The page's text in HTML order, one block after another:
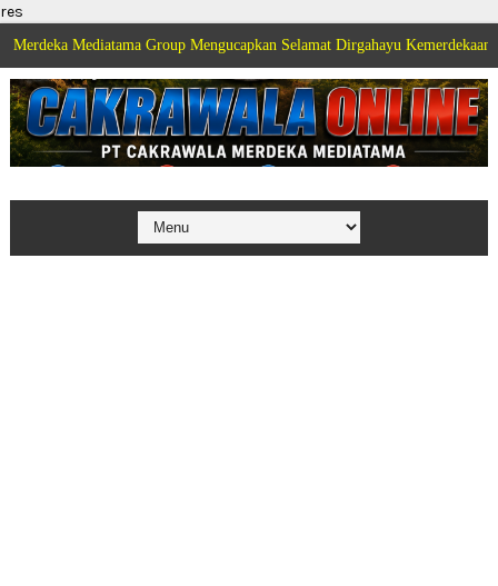
res
Group Mengucapkan Selamat Dirgahayu Kemerdekaan Republik